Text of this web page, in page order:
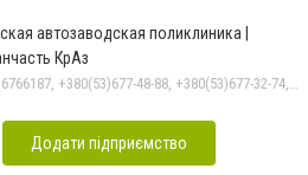
автозаводская поликлиника |
КрАз
+380536766187, +380(53)677-48-88, +380(53)677-32-74, +380(53)676-62-99
Додати підприємство